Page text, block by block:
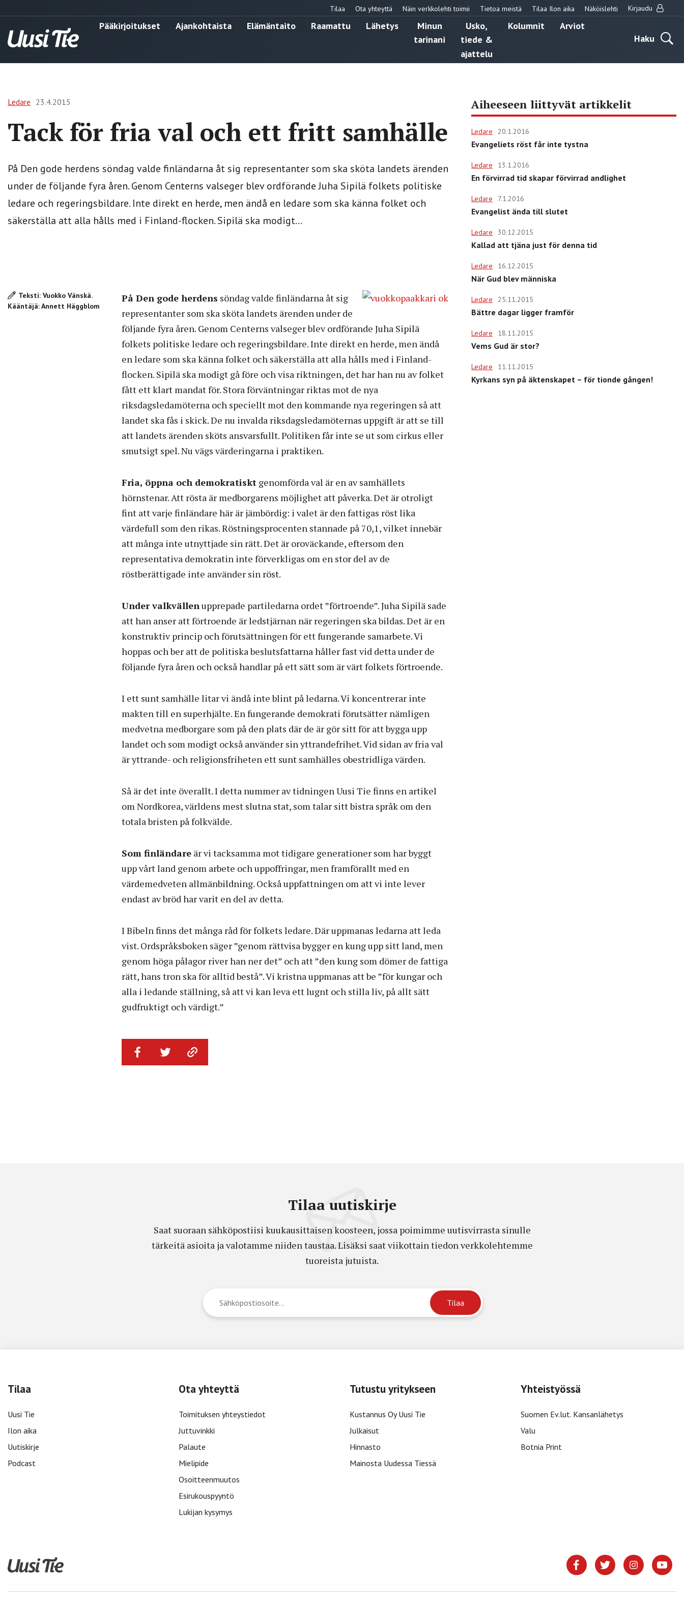
Tilaa Ota yhteyttä Näin verkkolehti toimii Tietoa meistä Tilaa Ilon aika Näköislehti Kirjaudu
Pääkirjoitukset Ajankohtaista Elämäntaito Raamattu Lähetys
Minun
tarinani
Usko,
tiede &
ajattelu
Kolumnit
Arviot
Haku
Ledare 23.4.2015
Tack för fria val och ett fritt samhälle
På Den gode herdens söndag valde finländarna åt sig representanter som ska sköta landets ärenden
under de följande fyra åren. Genom Centerns valseger blev ordförande Juha Sipilä folkets politiske
ledare och regeringsbildare. Inte direkt en herde, men ändå en ledare som ska känna folket och
säkerställa att alla hålls med i Finland-flocken. Sipilä ska modigt...
Teksti: Vuokko Vänskä.
Kääntäjä: Annett Häggblom
På Den gode herdens söndag valde finländarna åt sig
representanter som ska sköta landets ärenden under de
följande fyra åren. Genom Centerns valseger blev ordförande Juha Sipilä
folkets politiske ledare och regeringsbildare. Inte direkt en herde, men ändå
en ledare som ska känna folket och säkerställa att alla hålls med i Finland-
flocken. Sipilä ska modigt gå före och visa riktningen, det har han nu av folket
fått ett klart mandat för. Stora förväntningar riktas mot de nya
riksdagsledamöterna och speciellt mot den kommande nya regeringen så att
landet ska fås i skick. De nu invalda riksdagsledamöternas uppgift är att se till
att landets ärenden sköts ansvarsfullt. Politiken får inte se ut som cirkus eller
smutsigt spel. Nu vägs värderingarna i praktiken.
Fria, öppna och demokratiskt genomförda val är en av samhällets
hörnstenar. Att rösta är medborgarens möjlighet att påverka. Det är otroligt
fint att varje finländare här är jämbördig: i valet är den fattigas röst lika
värdefull som den rikas. Röstningsprocenten stannade på 70,1, vilket innebär
att många inte utnyttjade sin rätt. Det är oroväckande, eftersom den
representativa demokratin inte förverkligas om en stor del av de
röstberättigade inte använder sin röst.
Under valkvällenupprepade partiledarna ordet ”förtroende”. Juha Sipilä sade
att han anser att förtroende är ledstjärnan när regeringen ska bildas. Det är en
konstruktiv princip och förutsättningen för ett fungerande samarbete. Vi
hoppas och ber att de politiska beslutsfattarna håller fast vid detta under de
följande fyra åren och också handlar på ett sätt som är värt folkets förtroende.
I ett sunt samhälle litar vi ändå inte blint på ledarna. Vi koncentrerar inte
makten till en superhjälte. En fungerande demokrati förutsätter nämligen
medvetna medborgare som på den plats där de är gör sitt för att bygga upp
landet och som modigt också använder sin yttrandefrihet. Vid sidan av fria val
är yttrande- och religionsfriheten ett sunt samhälles obestridliga värden.
Så är det inte överallt. I detta nummer av tidningen Uusi Tie finns en artikel
om Nordkorea, världens mest slutna stat, som talar sitt bistra språk om den
totala bristen på folkvälde.
Som finländare är vi tacksamma mot tidigare generationer som har byggt
upp vårt land genom arbete och uppoffringar, men framförallt med en
värdemedveten allmänbildning. Också uppfattningen om att vi inte lever
endast av bröd har varit en del av detta.
I Bibeln finns det många råd för folkets ledare. Där uppmanas ledarna att leda
vist. Ordspråksboken säger ”genom rättvisa bygger en kung upp sitt land, men
genom höga pålagor river han ner det” och att ”den kung som dömer de fattiga
rätt, hans tron ska för alltid bestå”. Vi kristna uppmanas att be ”för kungar och
alla i ledande ställning, så att vi kan leva ett lugnt och stilla liv, på allt sätt
gudfruktigt och värdigt.”
Aiheeseen liittyvät artikkelit
Ledare 20.1.2016
Evangeliets röst får inte tystna
Ledare 13.1.2016
En förvirrad tid skapar förvirrad andlighet
Ledare 7.1.2016
Evangelist ända till slutet
Ledare 30.12.2015
Kallad att tjäna just för denna tid
Ledare 16.12.2015
När Gud blev människa
Ledare 25.11.2015
Bättre dagar ligger framför
Ledare 18.11.2015
Vems Gud är stor?
Ledare 11.11.2015
Kyrkans syn på äktenskapet – för tionde gången!
Tilaa uutiskirje
Saat suoraan sähköpostiisi kuukausittaisen koosteen, jossa poimimme uutisvirrasta sinulle
tärkeitä asioita ja valotamme niiden taustaa. Lisäksi saat viikottain tiedon verkkolehtemme
tuoreista jutuista.
Tilaa
Uusi Tie
Ilon aika
Uutiskirje
Podcast
Ota yhteyttä
Toimituksen yhteystiedot
Juttuvinkki
Palaute
Mielipide
Osoitteenmuutos
Esirukouspyyntö
Lukijan kysymys
Tutustu yritykseen
Kustannus Oy Uusi Tie
Julkaisut
Hinnasto
Mainosta Uudessa Tiessä
Yhteistyössä
Suomen Ev.lut. Kansanlähetys
Valu
Botnia Print